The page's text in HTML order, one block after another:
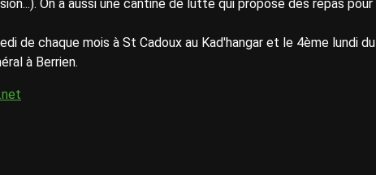
On a aussi une cantine de lutte qui propose des repas pour
de chaque mois à St Cadoux au Kad'hangar et le 4ème lundi du
à Berrien.